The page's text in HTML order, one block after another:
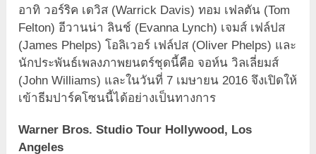
อาทิ วอร์ริค เดวิส (Warrick Davis) ทอม เฟลตัน (Tom
Felton) อีวานน่า ลินช์ (Evanna Lynch) เจมส์ เฟล์ปส
(James Phelps) โอลิเวอร์ เฟล์ปส (Oliver Phelps) และ
นักประพันธ์เพลงภาพยนตร์ชุดนี้คือ จอห์น วิลเลี่ยมส์
(John Williams) และในวันที่ 7 เมษายน 2016 จึงเปิดให้
เข้าธีมปาร์คโซนนี้ได้อย่างเป็นทางการ
Warner Bros. Studio Tour Hollywood, Los
Angeles